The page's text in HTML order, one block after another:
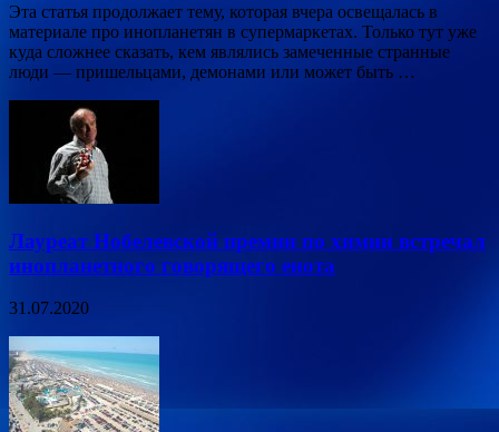
Эта статья продолжает тему, которая вчера освещалась в
материале про инопланетян в супермаркетах. Только тут уже
куда сложнее сказать, кем являлись замеченные странные
люди — пришельцами, демонами или может быть …
Лауреат Нобелевской премии по химии встречал
инопланетного говорящего енота
31.07.2020